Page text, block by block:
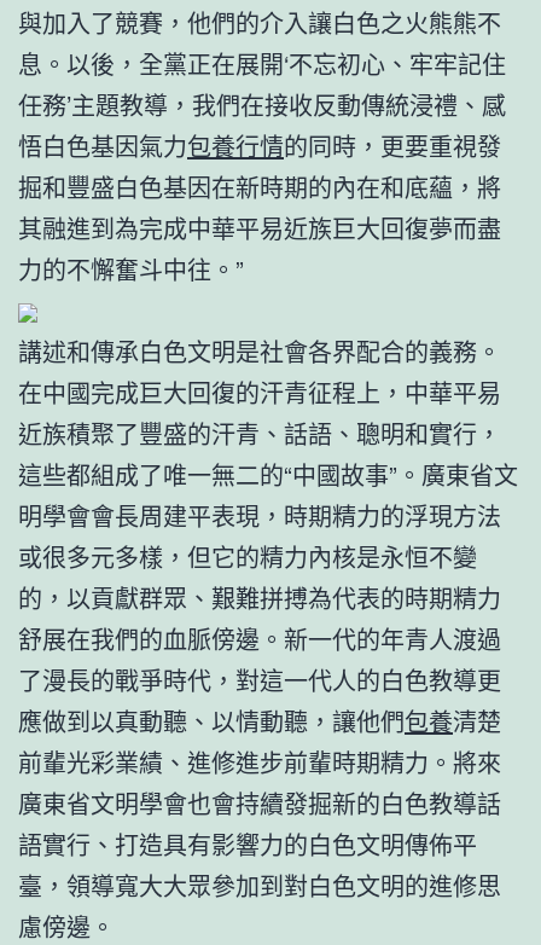
與加入了競賽，他們的介入讓白色之火熊熊不
息。以後，全黨正在展開‘不忘初心、牢牢記住
任務’主題教導，我們在接收反動傳統浸禮、感
悟白色基因氣力包養行情的同時，更要重視發
掘和豐盛白色基因在新時期的內在和底蘊，將
其融進到為完成中華平易近族巨大回復夢而盡
力的不懈奮斗中往。”
講述和傳承白色文明是社會各界配合的義務。
在中國完成巨大回復的汗青征程上，中華平易
近族積聚了豐盛的汗青、話語、聰明和實行，
這些都組成了唯一無二的“中國故事”。廣東省文
明學會會長周建平表現，時期精力的浮現方法
或很多元多樣，但它的精力內核是永恒不變
的，以貢獻群眾、艱難拼搏為代表的時期精力
舒展在我們的血脈傍邊。新一代的年青人渡過
了漫長的戰爭時代，對這一代人的白色教導更
應做到以真動聽、以情動聽，讓他們包養清楚
前輩光彩業績、進修進步前輩時期精力。將來
廣東省文明學會也會持續發掘新的白色教導話
語實行、打造具有影響力的白色文明傳佈平
臺，領導寬大大眾參加到對白色文明的進修思
慮傍邊。